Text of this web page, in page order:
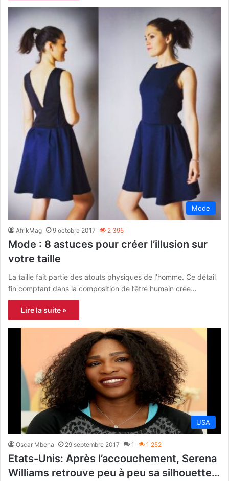
Mode
AfrikMag 9 octobre 2017 2 395
Mode : 8 astuces pour créer l’illusion sur
votre taille
La taille fait partie des atouts physiques de l’homme. Ce détail
fin comptant dans la composition de l’être humain crée…
Lire la suite »
USA
Oscar Mbena 29 septembre 2017 1 1 252
Etats-Unis: Après l’accouchement, Serena
Williams retrouve peu à peu sa silhouette…